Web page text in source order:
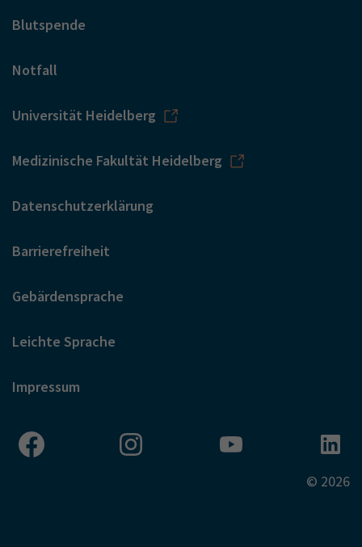
Blutspende
Notfall
Universität Heidelberg
Medizinische Fakultät Heidelberg
Datenschutzerklärung
Barrierefreiheit
Gebärdensprache
Leichte Sprache
Impressum
© 2026